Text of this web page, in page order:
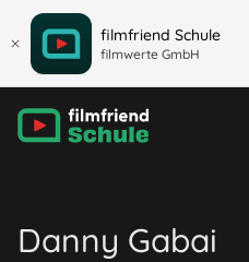
filmfriend Schule
filmwerte GmbH
Danny Gabai